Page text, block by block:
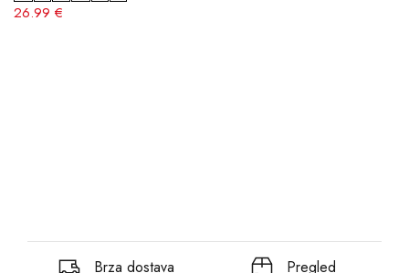
26.99 €
Brza dostava Pregled